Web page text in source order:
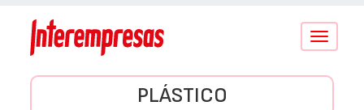
Conmutar
PLÁSTICO